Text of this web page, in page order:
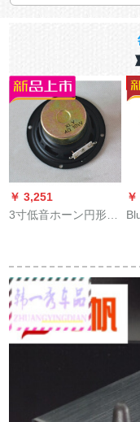
￥ 3,251
3寸低音ホーン円形防
mmホーン75 mmホ
ープラインピカーラ
ッピング3320
ス